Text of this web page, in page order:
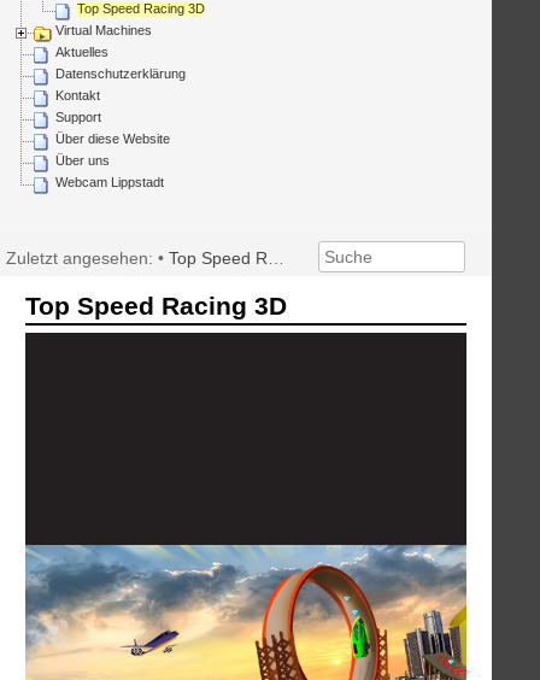
Top Speed Racing 3D
Virtual Machines
Aktuelles
Datenschutzerklärung
Kontakt
Support
Über diese Website
Über uns
Webcam Lippstadt
Zuletzt angesehen: • Top Speed Racing 3D
Top Speed Racing 3D